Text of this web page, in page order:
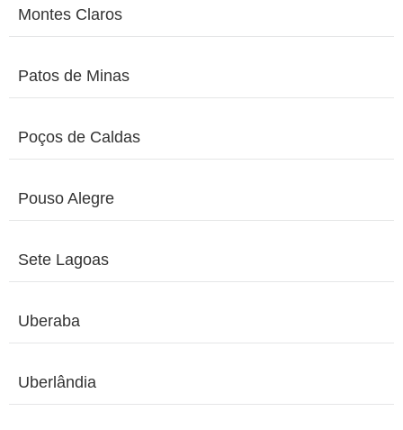
Montes Claros
Patos de Minas
Poços de Caldas
Pouso Alegre
Sete Lagoas
Uberaba
Uberlândia